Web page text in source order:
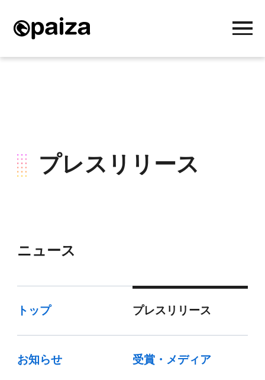
プレスリリース
ニュース
トップ プレスリリース
お知らせ 受賞・メディア